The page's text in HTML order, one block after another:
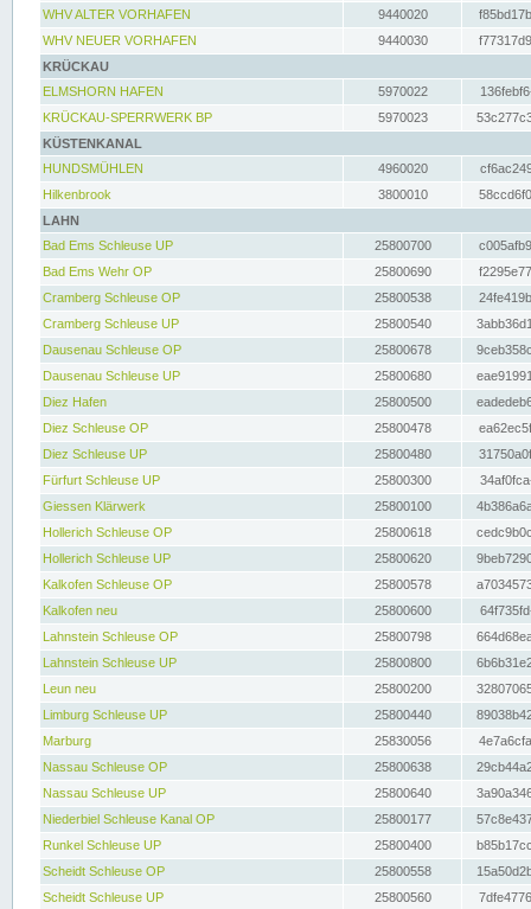
WHV ALTER VORHAFEN
9440020
WHV NEUER VORHAFEN
9440030
KRÜCKAU
ELMSHORN HAFEN
5970022
KRÜCKAU-SPERRWERK BP
5970023
KÜSTENKANAL
HUNDSMÜHLEN
4960020
Hilkenbrook
3800010
LAHN
Bad Ems Schleuse UP
25800700
Bad Ems Wehr OP
25800690
Cramberg Schleuse OP
25800538
Cramberg Schleuse UP
25800540
Dausenau Schleuse OP
25800678
Dausenau Schleuse UP
25800680
Diez Hafen
25800500
Diez Schleuse OP
25800478
Diez Schleuse UP
25800480
Fürfurt Schleuse UP
25800300
Giessen Klärwerk
25800100
Hollerich Schleuse OP
25800618
Hollerich Schleuse UP
25800620
Kalkofen Schleuse OP
25800578
Kalkofen neu
25800600
Lahnstein Schleuse OP
25800798
Lahnstein Schleuse UP
25800800
Leun neu
25800200
Limburg Schleuse UP
25800440
Marburg
25830056
Nassau Schleuse OP
25800638
Nassau Schleuse UP
25800640
Niederbiel Schleuse Kanal OP
25800177
Runkel Schleuse UP
25800400
Scheidt Schleuse OP
25800558
Scheidt Schleuse UP
25800560